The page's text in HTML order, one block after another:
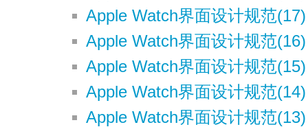
Apple Watch界面设计规范
Apple Watch界面设计规范
Apple Watch界面设计规范
Apple Watch界面设计规范
Apple Watch界面设计规范